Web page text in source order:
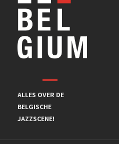
ALLES OVER DE
BELGISCHE
JAZZSCENE!